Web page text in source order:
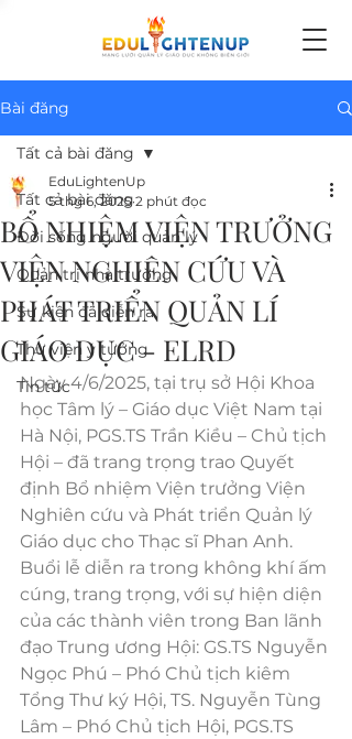
Bài đăng
Tất cả bài đăng
Đời sống người quản lý
Quản trị nhà trường
Sự kiện đã diễn ra
Thư viện ý tưởng
Tin tức
Tất cả bài đăng
BỔ NHIỆM VIỆN TRƯỞNG
VIỆN NGHIÊN CỨU VÀ
PHÁT TRIỂN QUẢN LÍ
GIÁO DỤC - ELRD
EduLightenUp
5 thg 6, 2025 2 phút đọc
Ngày 4/6/2025, tại trụ sở Hội Khoa
học Tâm lý – Giáo dục Việt Nam tại
Hà Nội, PGS.TS Trần Kiều – Chủ tịch
Hội – đã trang trọng trao Quyết
định Bổ nhiệm Viện trưởng Viện
Nghiên cứu và Phát triển Quản lý
Giáo dục cho Thạc sĩ Phan Anh.
Buổi lễ diễn ra trong không khí ấm
cúng, trang trọng, với sự hiện diện
của các thành viên trong Ban lãnh
đạo Trung ương Hội: GS.TS Nguyễn
Ngọc Phú – Phó Chủ tịch kiêm
Tổng Thư ký Hội, TS. Nguyễn Tùng
Lâm – Phó Chủ tịch Hội, PGS.TS